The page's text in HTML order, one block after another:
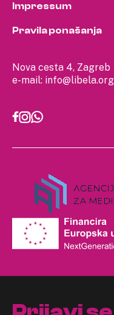
Nova cesta 4, Zagreb
e-mail: info@libela.org
Impressum
Pravila ponašanja